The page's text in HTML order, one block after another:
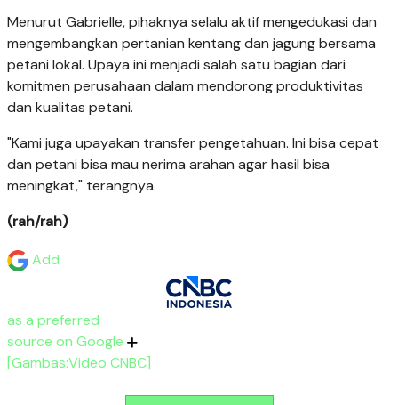
Menurut Gabrielle, pihaknya selalu aktif mengedukasi dan
mengembangkan pertanian kentang dan jagung bersama
petani lokal. Upaya ini menjadi salah satu bagian dari
komitmen perusahaan dalam mendorong produktivitas
dan kualitas petani.
"Kami juga upayakan transfer pengetahuan. Ini bisa cepat
dan petani bisa mau nerima arahan agar hasil bisa
meningkat," terangnya.
(rah/rah)
Add
as a preferred
source on Google
[Gambas:Video CNBC]